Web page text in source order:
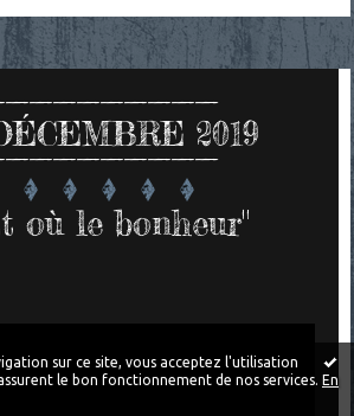
sur ce site, vous acceptez l'utilisation
le bon fonctionnement de nos services. En
2019
où le bonheur"